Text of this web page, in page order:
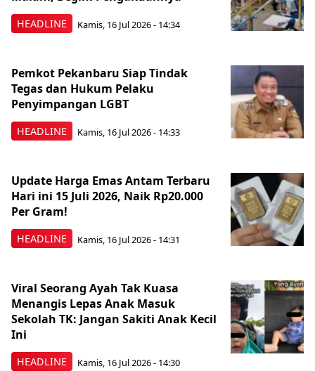
HEADLINE Kamis, 16 Jul 2026 - 14:34
HEADLINE
Pemkot Pekanbaru Siap Tindak
Tegas dan Hukum Pelaku
Penyimpangan LGBT
Kamis, 16 Jul 2026 - 14:33
HEADLINE
Update Harga Emas Antam Terbaru
Hari ini 15 Juli 2026, Naik Rp20.000
Per Gram!
Kamis, 16 Jul 2026 - 14:31
HEADLINE
Viral Seorang Ayah Tak Kuasa
Menangis Lepas Anak Masuk
Sekolah TK: Jangan Sakiti Anak Kecil
Ini
Kamis, 16 Jul 2026 - 14:30